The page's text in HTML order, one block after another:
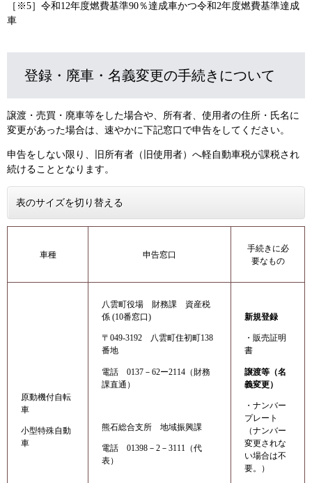
［※5］令和12年度燃費基準90％達成車かつ令和2年度燃費基準達成
車
登録・廃車・名義変更の手続きについて
譲渡・売買・廃車等をした場合や、所有者、 使用者の住所・氏名 に
変更があった場合は、速やかに下記窓口で申告をしてください。
申告をしない限り、旧所有者（旧使用者）へ軽自動車税が課税され
続けることとなります。
表のサイズを切り替える
車種 申告窓口
手続きに必
要なもの
原動機付自転
車
小型特殊自動
車
八雲町役場 財務課 資産税
係 (10番窓口)
〒049-3192 八雲町住初町138
番地
電話 0137－62ー2114（財務
課直通）
熊石総合支所 地域振興課
電話 01398－2－3111（代
表）
新規登録
・販売証明
書
譲渡等（名
義変更）
・ナンバー
プレート
（ナンバー
変更されな
い場合は不
要。）